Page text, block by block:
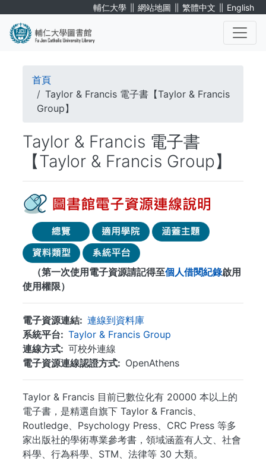
輔仁大學 ∥ 網站地圖 ∥ 繁體中文 ∥ English
導
航
結
首頁
Taylor & Francis 電子書【Taylor & Francis
Group】
Taylor & Francis 電子書
【Taylor & Francis Group】
（第一次使用電子資源請記得至個人借閱紀錄啟用
使用權限）
電子資源連結
連線到資料庫
系統平台
Taylor & Francis Group
連線方式
可校外連線
電子資源連線認證方式
OpenAthens
Taylor & Francis 目前已數位化有 20000 本以上的
電子書，是精選自旗下 Taylor & Francis、
Routledge、Psychology Press、CRC Press 等多
家出版社的學術專業參考書，領域涵蓋有人文、社會
科學、行為科學、STM、法律等 30 大類。